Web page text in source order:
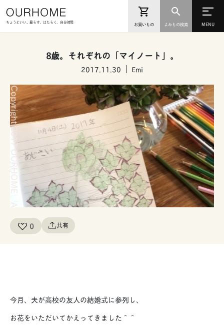
ちょうどいい。暮らす、はたらく、自分時間
8歳。それぞれの「マイノート」。
2017.11.30 Emi
0 共有
今月、夫が高校の友人の結婚式に参列し、
お花をいただいてかえってきました＾＾
お買いもの よみもの検索